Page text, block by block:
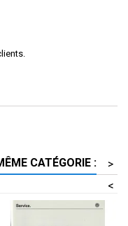
CATÉGORIE :
>
<